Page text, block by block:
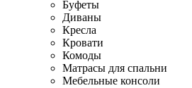
Буфеты
Диваны
Кресла
Кровати
Комоды
Матрасы для спальни
Мебельные консоли